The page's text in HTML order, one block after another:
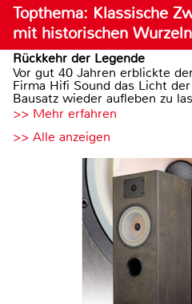
Topthema: Klassische
mit historischen Wurzeln
Rückkehr der Legende
Vor gut 40 Jahren erblickte
Firma Hifi Sound das Licht
Bausatz wieder aufleben zu
>> Mehr erfahren
>> Alle anzeigen